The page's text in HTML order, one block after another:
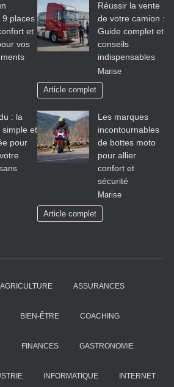
9 places
et
vos
Réussir la vente
de votre camion :
Guide complet et
conseils
indispensables
Marise
Article complet
: la
simple et
pour
Les marques
incontournables
de bottes moto
pour allier
confort et
sécurité
Marise
Article complet
AGRICULTURE ASSURANCES
BIEN-ÊTRE COACHING
FINANCES GASTRONOMIE
INFORMATIQUE INTERNET